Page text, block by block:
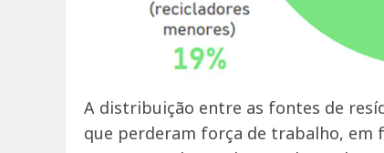
A distribuição entre as fontes de
que perderam força de trabalho, em